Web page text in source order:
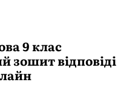
9 клас
зошит відповіді